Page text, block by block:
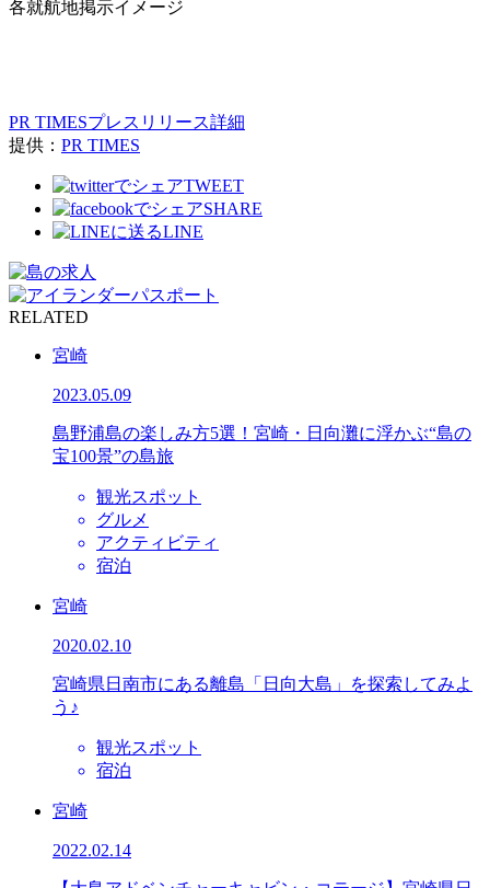
各就航地掲示イメージ
PR TIMESプレスリリース詳細
提供： PR TIMES
TWEET
SHARE
LINE
RELATED
宮崎
2023.05.09
島野浦島の楽しみ方5選！宮崎・日向灘に浮かぶ“島の
宝100景”の島旅
観光スポット
グルメ
アクティビティ
宿泊
宮崎
2020.02.10
宮崎県日南市にある離島「日向大島」を探索してみよ
う♪
観光スポット
宿泊
宮崎
2022.02.14